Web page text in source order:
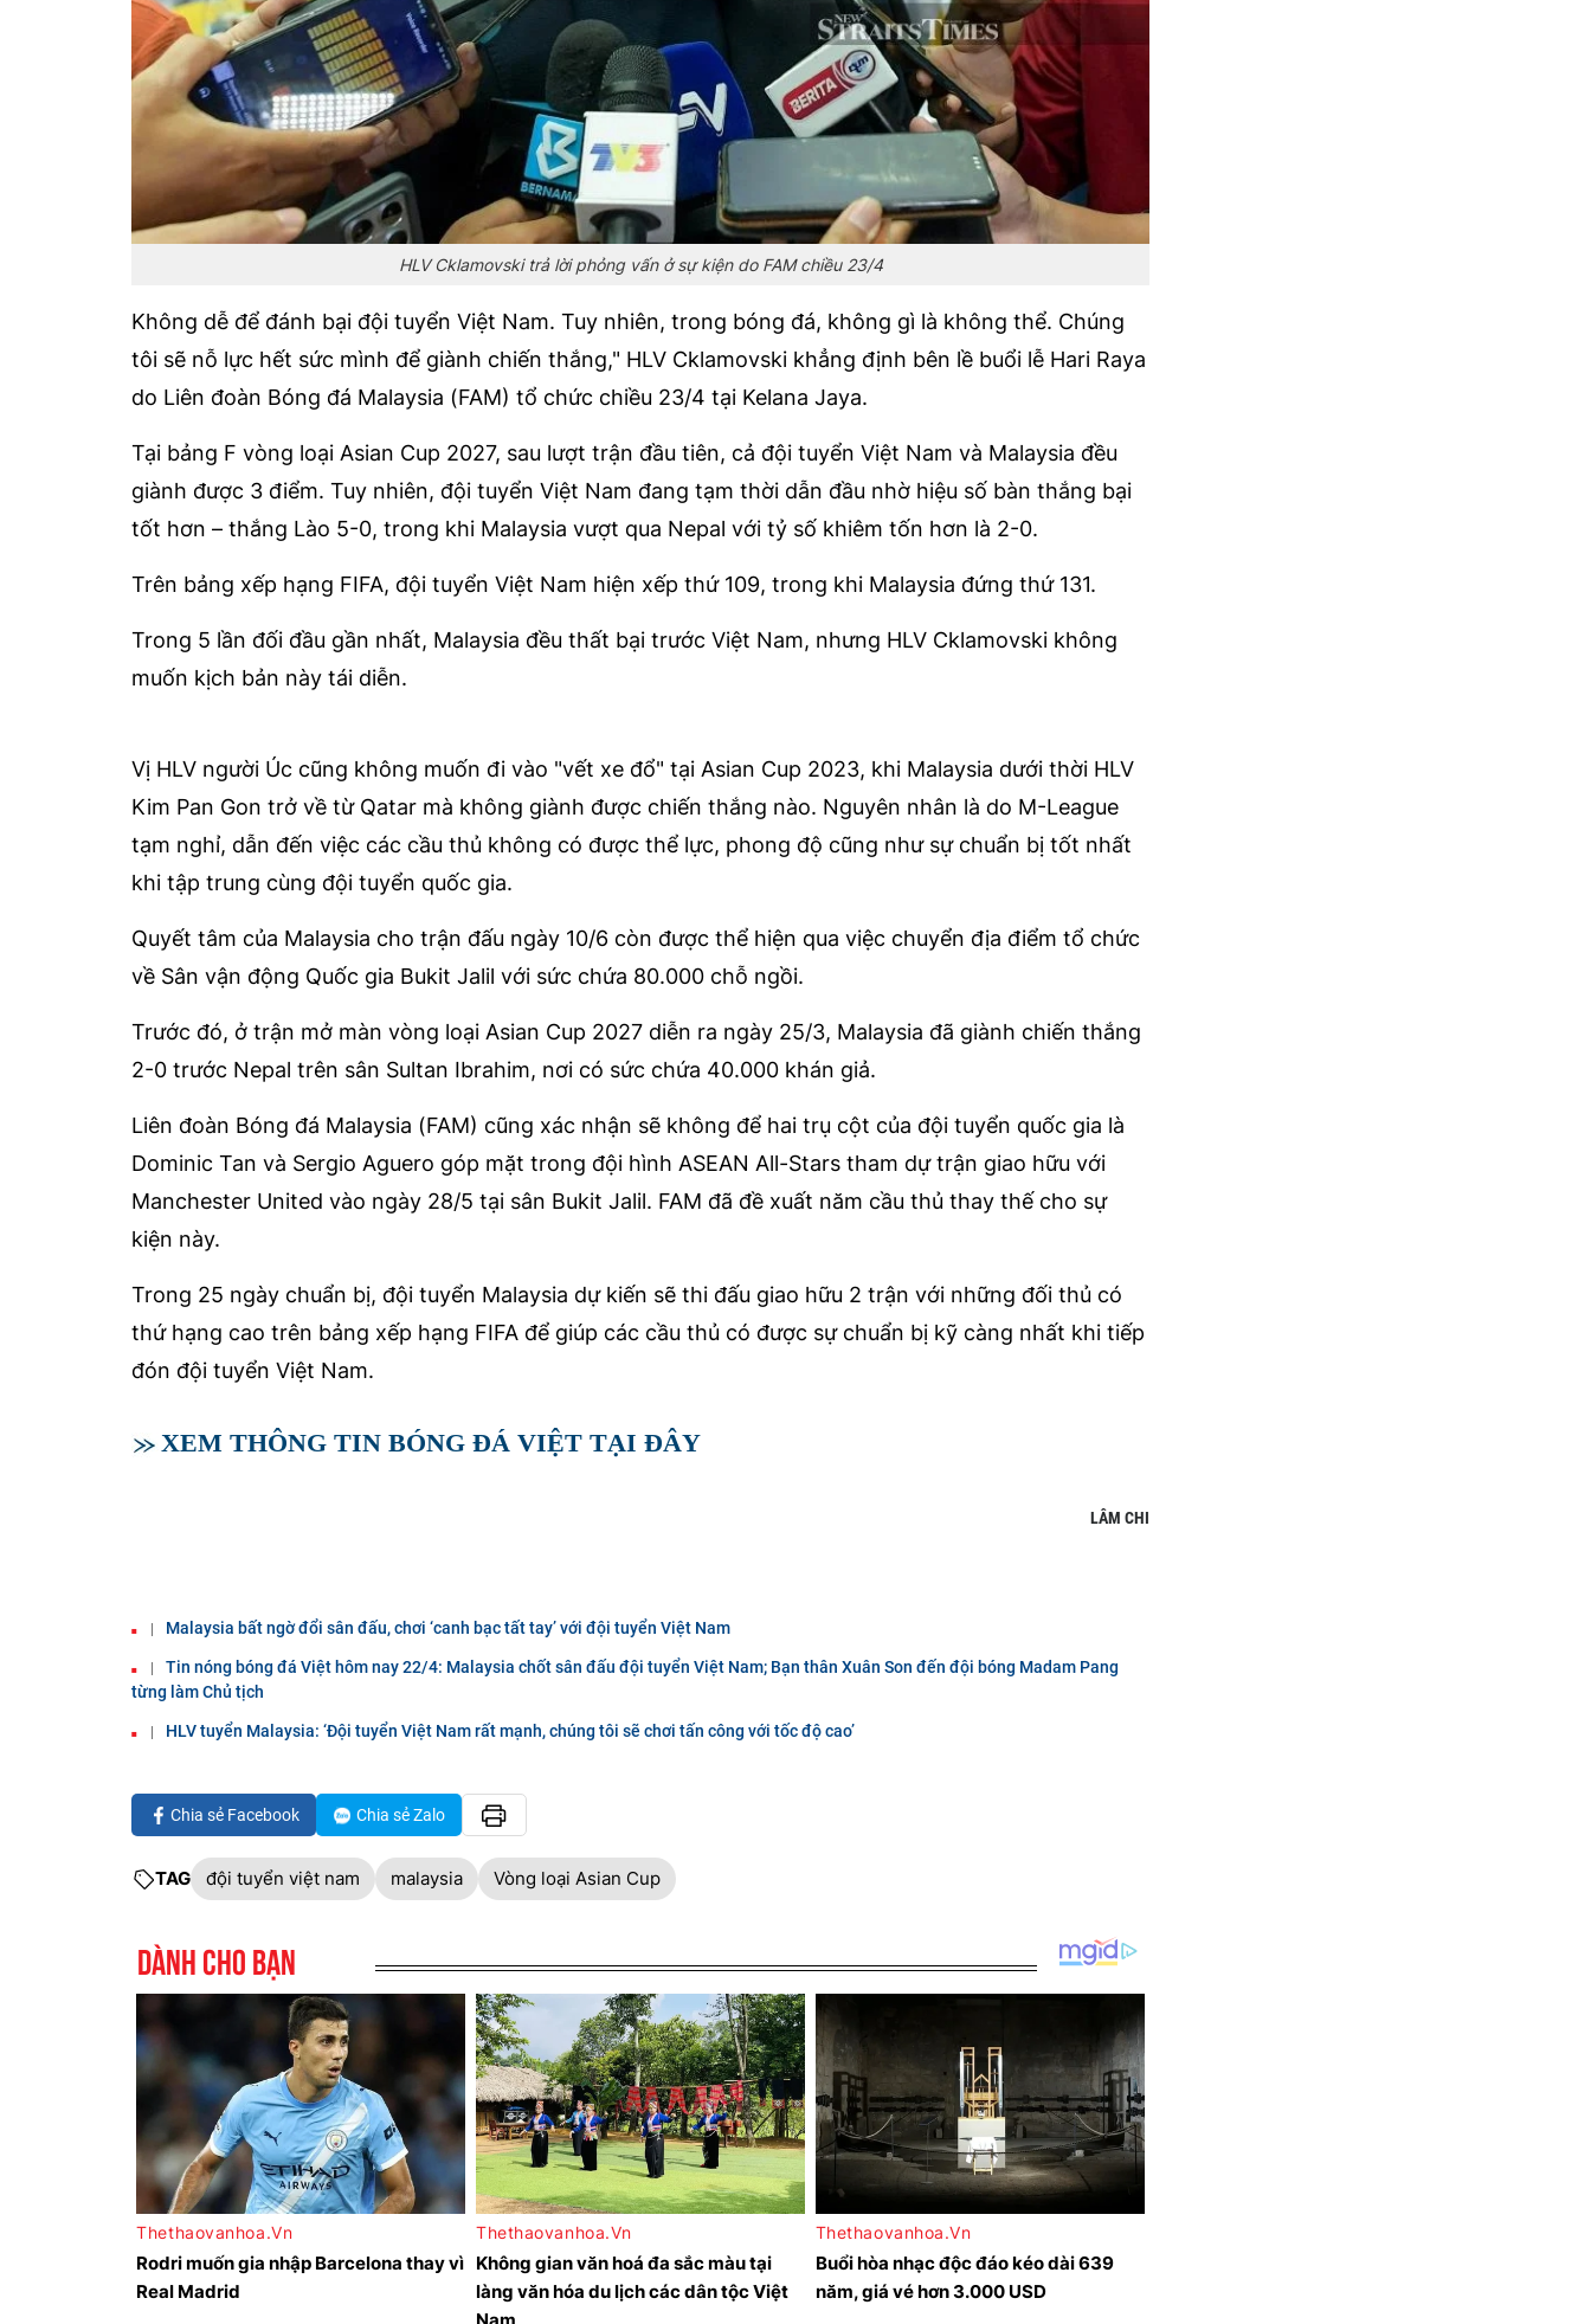
HLV Cklamovski trả lời phỏng vấn ở sự kiện do FAM chiều 23/4
Không dễ để đánh bại đội tuyển Việt Nam. Tuy nhiên, trong bóng đá, không gì là không thể. Chúng
tôi sẽ nỗ lực hết sức mình để giành chiến thắng," HLV Cklamovski khẳng định bên lề buổi lễ Hari Raya
do Liên đoàn Bóng đá Malaysia (FAM) tổ chức chiều 23/4 tại Kelana Jaya.
Tại bảng F vòng loại Asian Cup 2027, sau lượt trận đầu tiên, cả đội tuyển Việt Nam và Malaysia đều
giành được 3 điểm. Tuy nhiên, đội tuyển Việt Nam đang tạm thời dẫn đầu nhờ hiệu số bàn thắng bại
tốt hơn – thắng Lào 5-0, trong khi Malaysia vượt qua Nepal với tỷ số khiêm tốn hơn là 2-0.
Trên bảng xếp hạng FIFA, đội tuyển Việt Nam hiện xếp thứ 109, trong khi Malaysia đứng thứ 131.
Trong 5 lần đối đầu gần nhất, Malaysia đều thất bại trước Việt Nam, nhưng HLV Cklamovski không
muốn kịch bản này tái diễn.
Vị HLV người Úc cũng không muốn đi vào "vết xe đổ" tại Asian Cup 2023, khi Malaysia dưới thời HLV
Kim Pan Gon trở về từ Qatar mà không giành được chiến thắng nào. Nguyên nhân là do M-League
tạm nghỉ, dẫn đến việc các cầu thủ không có được thể lực, phong độ cũng như sự chuẩn bị tốt nhất
khi tập trung cùng đội tuyển quốc gia.
Quyết tâm của Malaysia cho trận đấu ngày 10/6 còn được thể hiện qua việc chuyển địa điểm tổ chức
về Sân vận động Quốc gia Bukit Jalil với sức chứa 80.000 chỗ ngồi.
Trước đó, ở trận mở màn vòng loại Asian Cup 2027 diễn ra ngày 25/3, Malaysia đã giành chiến thắng
2-0 trước Nepal trên sân Sultan Ibrahim, nơi có sức chứa 40.000 khán giả.
Liên đoàn Bóng đá Malaysia (FAM) cũng xác nhận sẽ không để hai trụ cột của đội tuyển quốc gia là
Dominic Tan và Sergio Aguero góp mặt trong đội hình ASEAN All-Stars tham dự trận giao hữu với
Manchester United vào ngày 28/5 tại sân Bukit Jalil. FAM đã đề xuất năm cầu thủ thay thế cho sự
kiện này.
Trong 25 ngày chuẩn bị, đội tuyển Malaysia dự kiến sẽ thi đấu giao hữu 2 trận với những đối thủ có
thứ hạng cao trên bảng xếp hạng FIFA để giúp các cầu thủ có được sự chuẩn bị kỹ càng nhất khi tiếp
đón đội tuyển Việt Nam.
XEM THÔNG TIN BÓNG ĐÁ VIỆT TẠI ĐÂY
LÂM CHI
Malaysia bất ngờ đổi sân đấu, chơi ‘canh bạc tất tay’ với đội tuyển Việt Nam
Tin nóng bóng đá Việt hôm nay 22/4: Malaysia chốt sân đấu đội tuyển Việt Nam; Bạn thân Xuân Son đến đội bóng Madam Pang
từng làm Chủ tịch
HLV tuyển Malaysia: ‘Đội tuyển Việt Nam rất mạnh, chúng tôi sẽ chơi tấn công với tốc độ cao’
Chia sẻ Facebook Chia sẻ Zalo
TAG đội tuyển việt nam malaysia Vòng loại Asian Cup